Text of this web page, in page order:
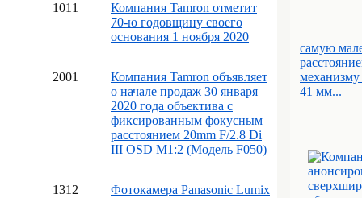
1011
Компания Tamron отметит
70-ю годовщину своего
основания 1 ноября 2020
2001
Компания Tamron объявляет
о начале продаж 30 января
2020 года объектива с
фиксированным фокусным
расстоянием 20mm F/2.8 Di
III OSD M1:2 (Модель F050)
1312
Фотокамера Panasonic Lumix
самую
механизму
41 мм...